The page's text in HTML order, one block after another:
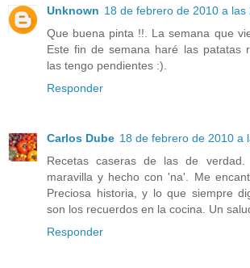
Unknown 18 de febrero de 2010 a las
Que buena pinta !!. La semana que
Este fin de semana haré las patatas
las tengo pendientes :).
Responder
Carlos Dube 18 de febrero de 2010 a
Recetas caseras de las de
maravilla y hecho con 'na'. Me
Preciosa historia, y lo que siempre
son los recuerdos en la cocina. Un
Responder